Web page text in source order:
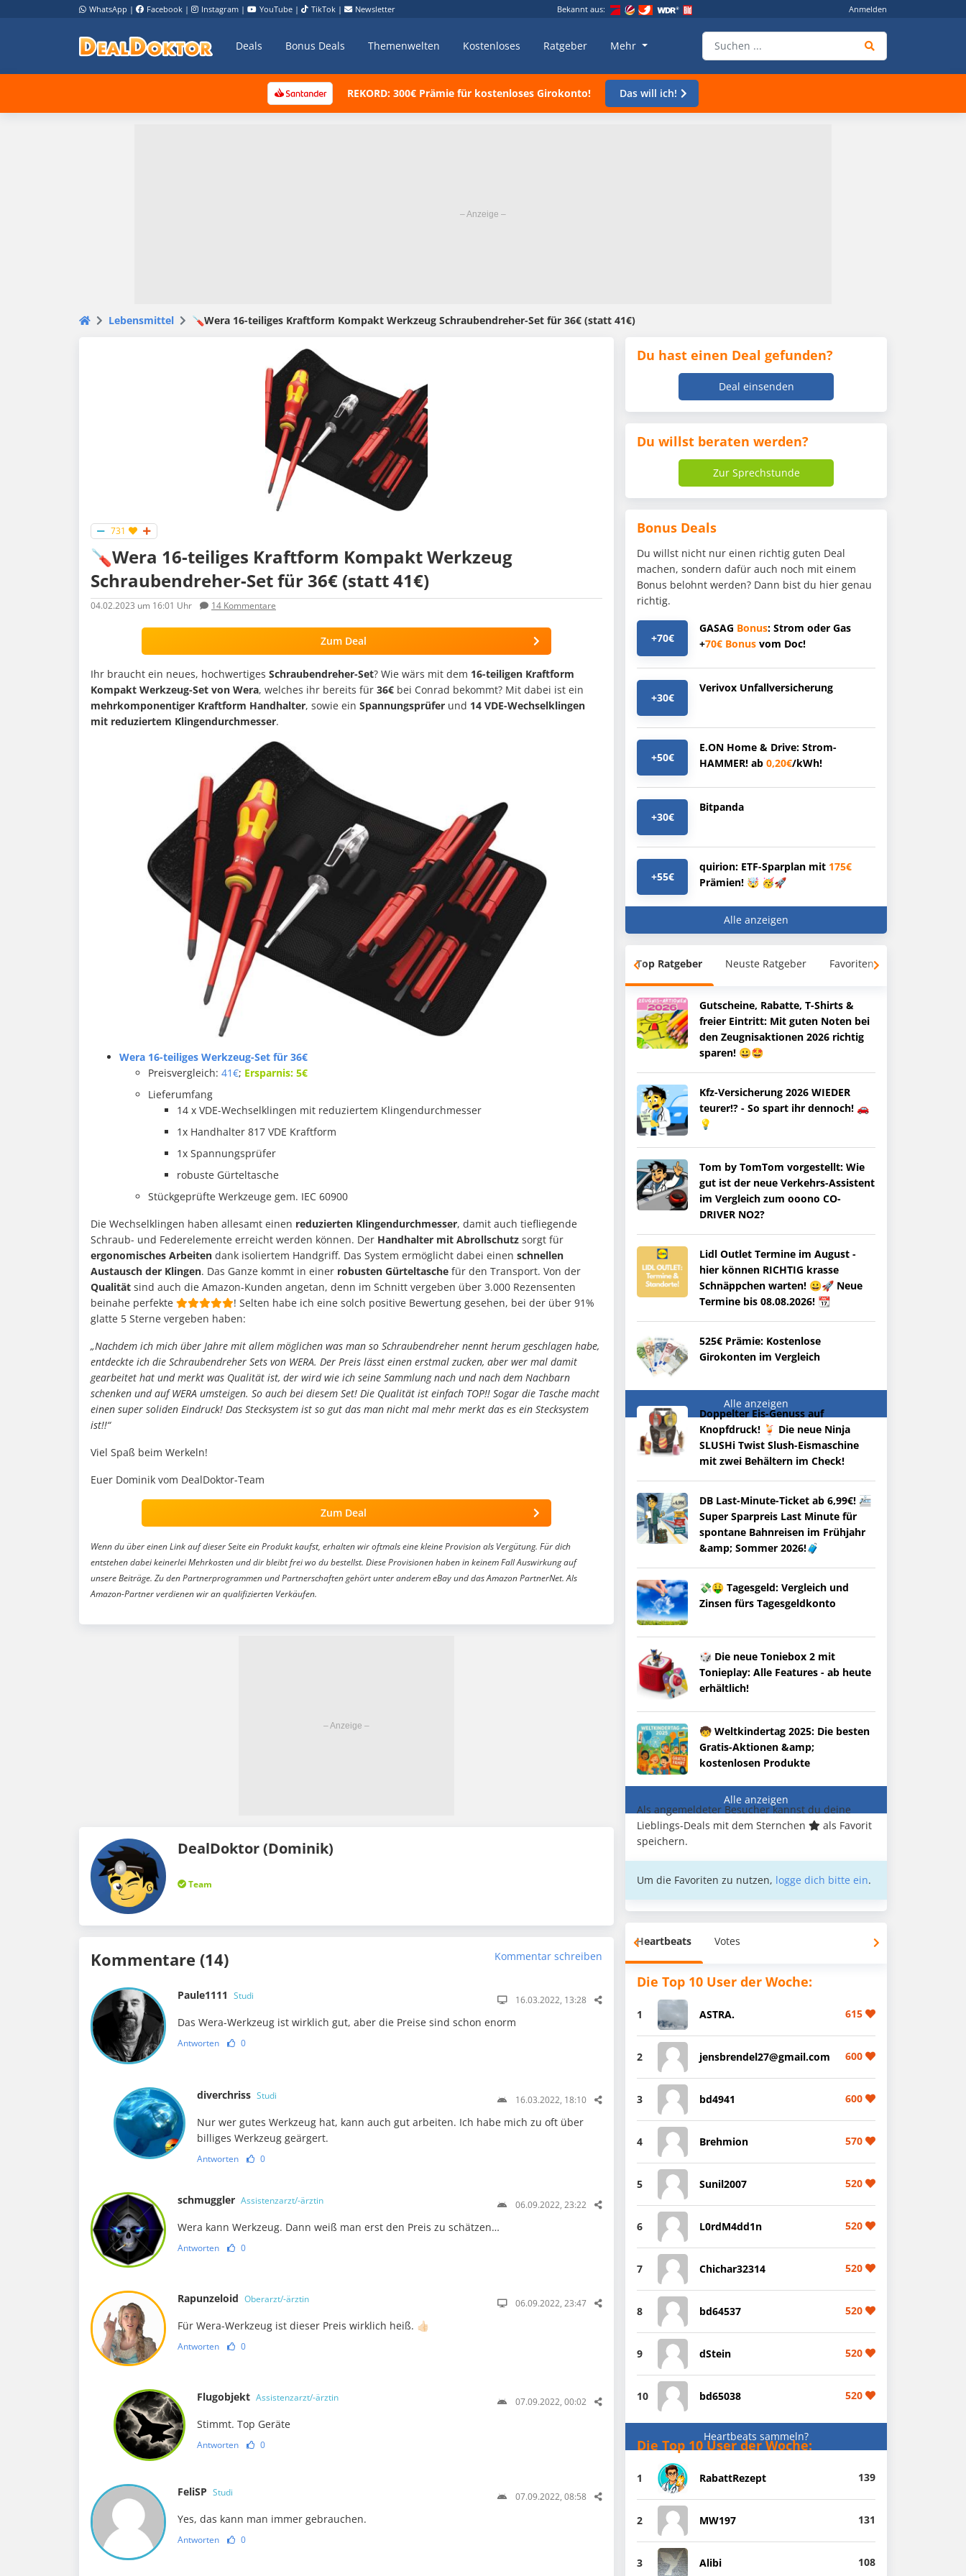
WhatsApp | Facebook | Instagram | YouTube | TikTok | Newsletter Bekannt aus: Anmelden
Deals Bonus Deals Themenwelten Kostenloses Ratgeber Mehr
REKORD: 300€ Prämie für kostenloses Girokonto! Das will ich!
Lebensmittel 🪛Wera 16-teiliges Kraftform Kompakt Werkzeug Schraubendreher-Set für 36€ (statt 41€)
731
🪛Wera 16-teiliges Kraftform Kompakt Werkzeug
Schraubendreher-Set für 36€ (statt 41€)
04.02.2023 um 16:01 Uhr 14 Kommentare
Zum Deal
Ihr braucht ein neues, hochwertiges Schraubendreher-Set? Wie wärs mit dem 16-teiligen Kraftform
Kompakt Werkzeug-Set von Wera, welches ihr bereits für 36€ bei Conrad bekommt? Mit dabei ist ein
mehrkomponentiger Kraftform Handhalter, sowie ein Spannungsprüfer und 14 VDE-Wechselklingen
mit reduziertem Klingendurchmesser.
Wera 16-teiliges Werkzeug-Set für 36€
Preisvergleich: 41€; Ersparnis: 5€
Lieferumfang
14 x VDE-Wechselklingen mit reduziertem Klingendurchmesser
1x Handhalter 817 VDE Kraftform
1x Spannungsprüfer
robuste Gürteltasche
Stückgeprüfte Werkzeuge gem. IEC 60900
Die Wechselklingen haben allesamt einen reduzierten Klingendurchmesser, damit auch tiefliegende
Schraub- und Federelemente erreicht werden können. Der Handhalter mit Abrollschutz sorgt für
ergonomisches Arbeiten dank isoliertem Handgriff. Das System ermöglicht dabei einen schnellen
Austausch der Klingen. Das Ganze kommt in einer robusten Gürteltasche für den Transport. Von der
Qualität sind auch die Amazon-Kunden angetan, denn im Schnitt vergeben über 3.000 Rezensenten
beinahe perfekte
! Selten habe ich eine solch positive Bewertung gesehen, bei der über 91%
glatte 5 Sterne vergeben haben:
„Nachdem ich mich über Jahre mit allem möglichen was man so Schraubendreher nennt herum geschlagen habe,
entdeckte ich die Schraubendreher Sets von WERA. Der Preis lässt einen erstmal zucken, aber wer mal damit
gearbeitet hat und merkt was Qualität ist, der wird wie ich seine Sammlung nach und nach dem Nachbarn
schenken und auf WERA umsteigen. So auch bei diesem Set! Die Qualität ist einfach TOP!! Sogar die Tasche macht
einen super soliden Eindruck! Das Stecksystem ist so gut das man nicht mal mehr merkt das es ein Stecksystem
ist!!“
Viel Spaß beim Werkeln!
Euer Dominik vom DealDoktor-Team
Zum Deal
Wenn du über einen Link auf dieser Seite ein Produkt kaufst, erhalten wir oftmals eine kleine Provision als Vergütung. Für dich
entstehen dabei keinerlei Mehrkosten und dir bleibt frei wo du bestellst. Diese Provisionen haben in keinem Fall Auswirkung auf
unsere Beiträge. Zu den Partnerprogrammen und Partnerschaften gehört unter anderem eBay und das Amazon PartnerNet. Als
Amazon-Partner verdienen wir an qualifizierten Verkäufen.
DealDoktor (Dominik)
Team
Kommentare (14) Kommentar schreiben
Paule1111 Studi 16.03.2022, 13:28
Das Wera-Werkzeug ist wirklich gut, aber die Preise sind schon enorm
Antworten 0
diverchriss Studi 16.03.2022, 18:10
Nur wer gutes Werkzeug hat, kann auch gut arbeiten. Ich habe mich zu oft über
billiges Werkzeug geärgert.
Antworten 0
schmuggler Assistenzarzt/-ärztin 06.09.2022, 23:22
Wera kann Werkzeug. Dann weiß man erst den Preis zu schätzen…
Antworten 0
Rapunzeloid Oberarzt/-ärztin 06.09.2022, 23:47
Für Wera-Werkzeug ist dieser Preis wirklich heiß. 👍🏻
Antworten 0
Flugobjekt Assistenzarzt/-ärztin 07.09.2022, 00:02
Stimmt. Top Geräte
Antworten 0
FeliSP Studi 07.09.2022, 08:58
Yes, das kann man immer gebrauchen.
Antworten 0
Du hast einen Deal gefunden?
Deal einsenden
Du willst beraten werden?
Zur Sprechstunde
Bonus Deals
Du willst nicht nur einen richtig guten Deal
machen, sondern dafür auch noch mit einem
Bonus belohnt werden? Dann bist du hier genau
richtig.
+70€
GASAG Bonus: Strom oder Gas
+70€ Bonus vom Doc!
+30€
Verivox Unfallversicherung
+50€
E.ON Home & Drive: Strom-
HAMMER! ab 0,20€/kWh!
+30€
Bitpanda
+55€
quirion: ETF-Sparplan mit 175€
Prämien! 🤯 🥳🚀
Alle anzeigen
Top Ratgeber Neuste Ratgeber Favoriten
Gutscheine, Rabatte, T-Shirts &
freier Eintritt: Mit guten Noten bei
den Zeugnisaktionen 2026 richtig
sparen! 😀🤩
Kfz-Versicherung 2026 WIEDER
teurer!? - So spart ihr dennoch! 🚗
💡
Tom by TomTom vorgestellt: Wie
gut ist der neue Verkehrs-Assistent
im Vergleich zum ooono CO-
DRIVER NO2?
Lidl Outlet Termine im August -
hier können RICHTIG krasse
Schnäppchen warten! 😀🚀 Neue
Termine bis 08.08.2026! 📆
525€ Prämie: Kostenlose
Girokonten im Vergleich
Alle anzeigen
Doppelter Eis-Genuss auf
Knopfdruck! 🍹 Die neue Ninja
SLUSHi Twist Slush-Eismaschine
mit zwei Behältern im Check!
DB Last-Minute-Ticket ab 6,99€! 🚈
Super Sparpreis Last Minute für
spontane Bahnreisen im Frühjahr
&amp; Sommer 2026!🧳
💸🤑 Tagesgeld: Vergleich und
Zinsen fürs Tagesgeldkonto
🎲 Die neue Toniebox 2 mit
Tonieplay: Alle Features - ab heute
erhältlich!
🧒 Weltkindertag 2025: Die besten
Gratis-Aktionen &amp;
kostenlosen Produkte
Alle anzeigen
Als angemeldeter Besucher kannst du deine
Lieblings-Deals mit dem Sternchen
als Favorit
speichern.
Um die Favoriten zu nutzen, logge dich bitte ein.
Heartbeats Votes
Die Top 10 User der Woche:
1 ASTRA. 615
2 jensbrendel27@gmail.com 600
3 bd4941 600
4 Brehmion 570
5 Sunil2007 520
6 L0rdM4dd1n 520
7 Chichar32314 520
8 bd64537 520
9 dStein 520
10 bd65038 520
Heartbeats sammeln?
Die Top 10 User der Woche:
1 RabattRezept 139
2 MW197 131
3 Alibi 108